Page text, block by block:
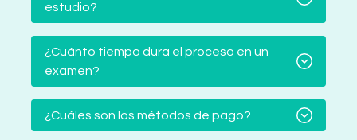
estudio?
¿Cuánto tiempo dura el proceso en un
examen?
¿Cuáles son los métodos de pago?